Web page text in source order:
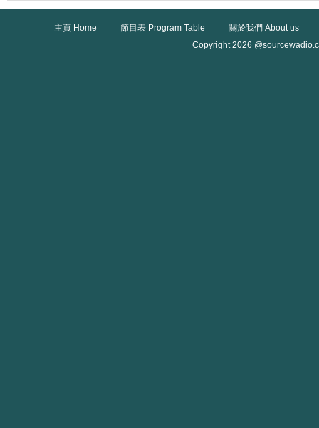
主頁 Home 節目表 Program Table
關於我們 About us
Copyright 2026